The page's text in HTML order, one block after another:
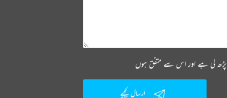
پڑھ لی ہے اور اس سے متفق ہوں
ارسال کیجیے